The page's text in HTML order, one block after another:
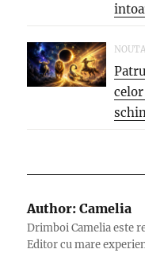
Author: Camelia
Drimboi Camelia este
Editor cu mare